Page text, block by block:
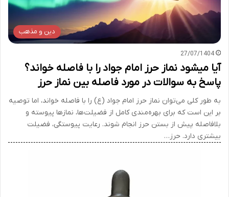
دین و مذهب
27/07/1404
آیا میشود نماز حرز امام جواد را با فاصله خواند؟
پاسخ به سوالات در مورد فاصله بین نماز حرز
به طور کلی می‌توان نماز حرز امام جواد (ع) را با فاصله خواند، اما توصیه
بر این است که برای بهره‌مندی کامل از فضیلت‌ها، نمازها پیوسته و
بلافاصله پیش از بستن حرز انجام شوند. رعایت پیوستگی، فضیلت
بیشتری دارد. حرز…